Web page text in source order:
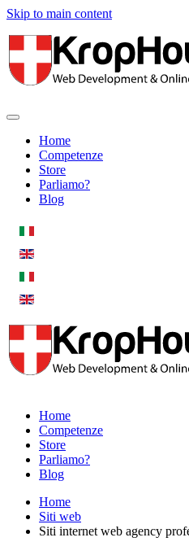
Skip to main content
Home
Competenze
Store
Parliamo?
Blog
Home
Competenze
Store
Parliamo?
Blog
Home
Siti web
Siti internet web agency